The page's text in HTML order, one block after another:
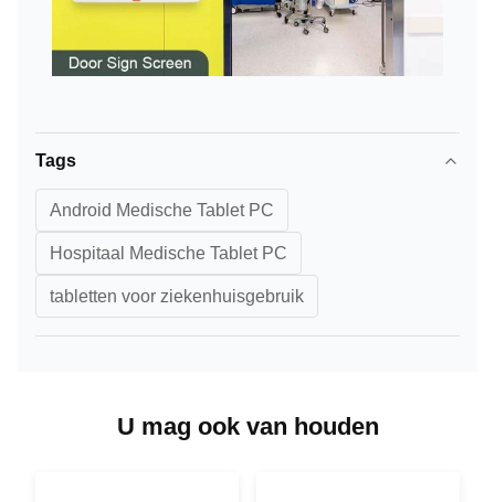
Tags
Android Medische Tablet PC
Hospitaal Medische Tablet PC
tabletten voor ziekenhuisgebruik
U mag ook van houden